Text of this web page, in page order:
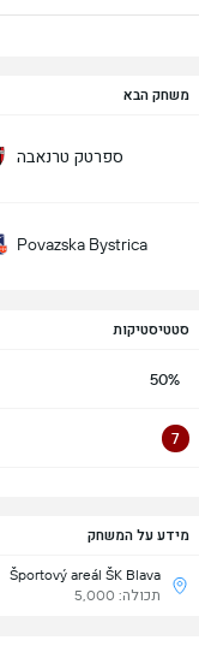
משחק הבא
ספרטק טרנאבה
Povazska Bystrica
סטטיסטיקות
50%
7
מידע על המשחק
Športový areál ŠK Blava
תכולה: 5,000